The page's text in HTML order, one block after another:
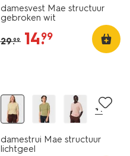
damesvest Mae structuur
gebroken wit
29.99 14.
99
+1
damestrui Mae structuur
lichtgeel